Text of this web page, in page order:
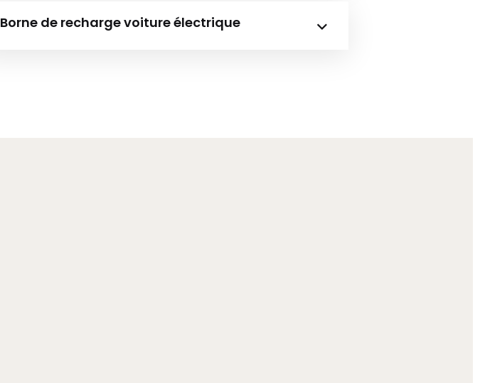
Borne de recharge voiture électrique